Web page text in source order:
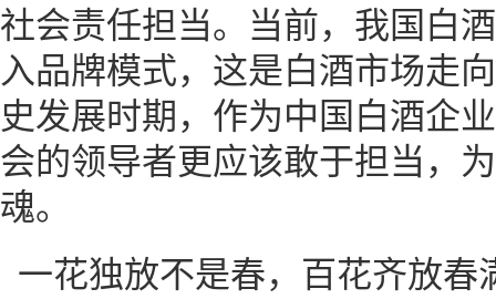
社会责任担当。当前，我国白
入品牌模式，这是白酒市场走
史发展时期，作为中国白酒企
会的领导者更应该敢于担当，
魂。
一花独放不是春，百花齐放春